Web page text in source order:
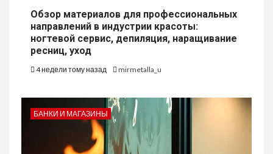
Обзор материалов для профессиональных
направлений в индустрии красоты:
ногтевой сервис, депиляция, наращивание
ресниц, уход
4 недели тому назад mirmetalla_u
БАНКИ И МАГАЗИНЫ